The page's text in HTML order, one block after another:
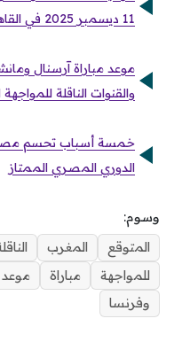
11 ديسمبر 2025 في القاهرة وباقي المحافظات بدقة كاملة
موعد مباراة آرسنال
والقنوات الناقلة
خمسة أسباب تحسم
الدوري المصري الممتاز
وسوم:
المتوقع
المغرب
للمواجهة
مباراة موعد
وفرنسا